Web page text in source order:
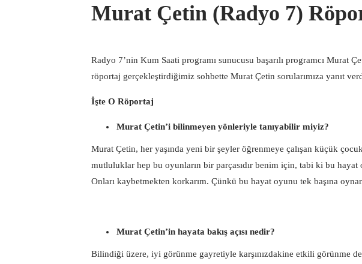
Murat Çetin (Radyo 7)
Radyo 7’nin Kum Saati programı sunucusu başarılı programcı Murat
röportaj gerçekleştirdiğimiz sohbette Murat Çetin sorularımıza yanıt
İşte O Röportaj
Murat Çetin’i bilinmeyen yönleriyle tanıyabilir miyiz?
Murat Çetin, her yaşında yeni bir şeyler öğrenmeye çalışan küçük
mutluluklar hep bu oyunların bir parçasıdır benim için, tabi ki bu hayat
Onları kaybetmekten korkarım. Çünkü bu hayat oyunu tek başına
Murat Çetin’in hayata bakış açısı nedir?
Bilindiği üzere, iyi görünme gayretiyle karşınızdakine etkili görünme